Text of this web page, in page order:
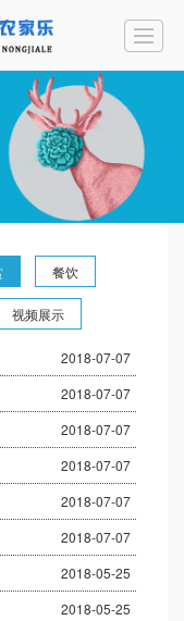
联系我们 LBS
餐饮
视频展示
2018-07-07
2018-07-07
2018-07-07
2018-07-07
2018-07-07
2018-07-07
2018-05-25
2018-05-25